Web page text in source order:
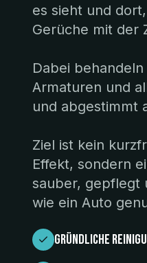
es sieht und
Gerüche mit der
Dabei
Armaturen und
und abgestimmt
Ziel ist kein
Effekt, sondern
sauber, gepflegt
wie ein Auto
gründliche